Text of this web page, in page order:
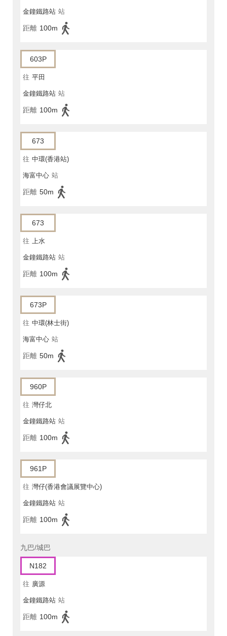
金鐘鐵路站 站
距離 100m
603P
往 平田
金鐘鐵路站 站
距離 100m
673
往 中環(香港站)
海富中心 站
距離 50m
673
往 上水
金鐘鐵路站 站
距離 100m
673P
往 中環(林士街)
海富中心 站
距離 50m
960P
往 灣仔北
金鐘鐵路站 站
距離 100m
961P
往 灣仔(香港會議展覽中心)
金鐘鐵路站 站
距離 100m
九巴/城巴
N182
往 廣源
金鐘鐵路站 站
距離 100m